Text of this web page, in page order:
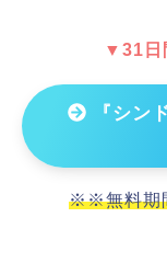
▼31日
『シン
※※無料期